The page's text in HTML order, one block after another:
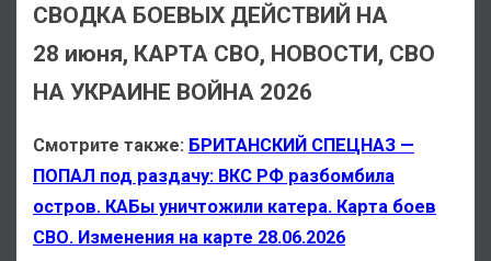
СВОДКА БОЕВЫХ ДЕЙСТВИЙ НА
28 июня, КАРТА СВО, НОВОСТИ, СВО
НА УКРАИНЕ ВОЙНА 2026
Смотрите также: БРИТАНСКИЙ СПЕЦНАЗ —
ПОПАЛ под раздачу: ВКС РФ разбомбила
остров. КАБы уничтожили катера. Карта боев
СВО. Изменения на карте 28.06.2026